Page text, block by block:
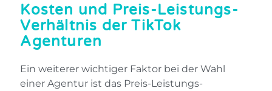
Kosten und Preis-Leistungs-
Verhältnis der TikTok
Agenturen
Ein weiterer wichtiger Faktor bei der Wahl
einer Agentur ist das Preis-Leistungs-